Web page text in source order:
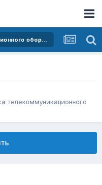
Покупка и продажа телекоммуникационного оборудования
телекоммуникационного